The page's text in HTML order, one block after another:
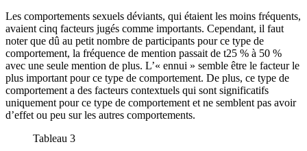
Les comportements sexuels déviants, qui étaient les moins fréquents,
avaient cinq facteurs jugés comme importants. Cependant, il faut
noter que dû au petit nombre de participants pour ce type de
comportement, la fréquence de mention passait de t25 % à 50 %
avec une seule mention de plus. L’« ennui » semble être le facteur le
plus important pour ce type de comportement. De plus, ce type de
comportement a des facteurs contextuels qui sont significatifs
uniquement pour ce type de comportement et ne semblent pas avoir
d’effet ou peu sur les autres comportements.
Tableau 3